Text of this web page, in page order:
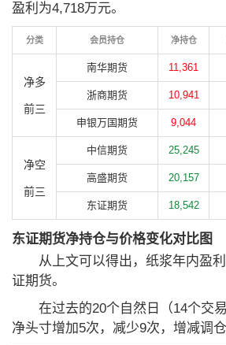
盈利为4,718万元。
分类 会员持仓 净持仓
净多
前三
南华期货 11,361
浙商期货 10,941
申银万国期货 9,044
净空
前三
中信期货 25,245
高盛期货 20,157
东证期货 18,542
东证期货净持仓与价格变化对比图
从上文可以得出，纸浆年内盈利
证期货。
在过去的20个自然日（14个交易
净头寸增加5次，减少9次，增减调仓